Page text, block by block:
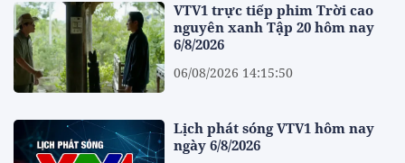
VTV1 trực tiếp phim Trời cao
nguyên xanh Tập 20 hôm nay
6/8/2026
06/08/2026 14:15:50
Lịch phát sóng VTV1 hôm nay
ngày 6/8/2026